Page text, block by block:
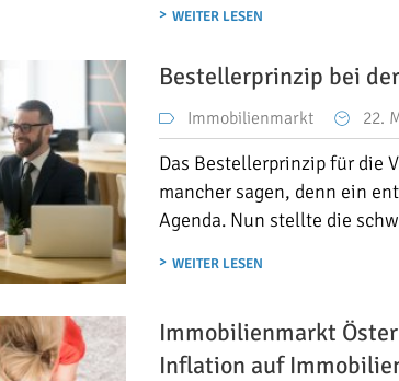
WEITER LESEN
Bestellerprinzip bei
Immobilienmarkt 22.
Das Bestellerprinzip für die
mancher sagen, denn ein
Agenda. Nun stellte die
WEITER LESEN
Immobilienmarkt
Inflation auf